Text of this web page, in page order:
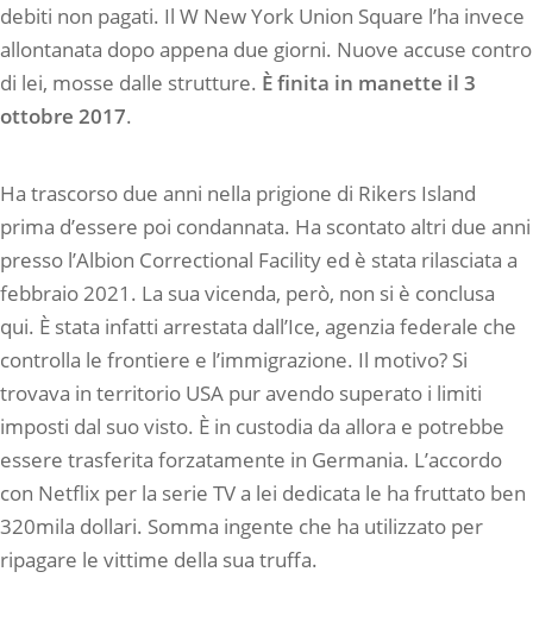
debiti non pagati. Il W New York Union Square l’ha invece
allontanata dopo appena due giorni. Nuove accuse contro
di lei, mosse dalle strutture. È finita in manette il 3
ottobre 2017.
Ha trascorso due anni nella prigione di Rikers Island
prima d’essere poi condannata. Ha scontato altri due anni
presso l’Albion Correctional Facility ed è stata rilasciata a
febbraio 2021. La sua vicenda, però, non si è conclusa
qui. È stata infatti arrestata dall’Ice, agenzia federale che
controlla le frontiere e l’immigrazione. Il motivo? Si
trovava in territorio USA pur avendo superato i limiti
imposti dal suo visto. È in custodia da allora e potrebbe
essere trasferita forzatamente in Germania. L’accordo
con Netflix per la serie TV a lei dedicata le ha fruttato ben
320mila dollari. Somma ingente che ha utilizzato per
ripagare le vittime della sua truffa.